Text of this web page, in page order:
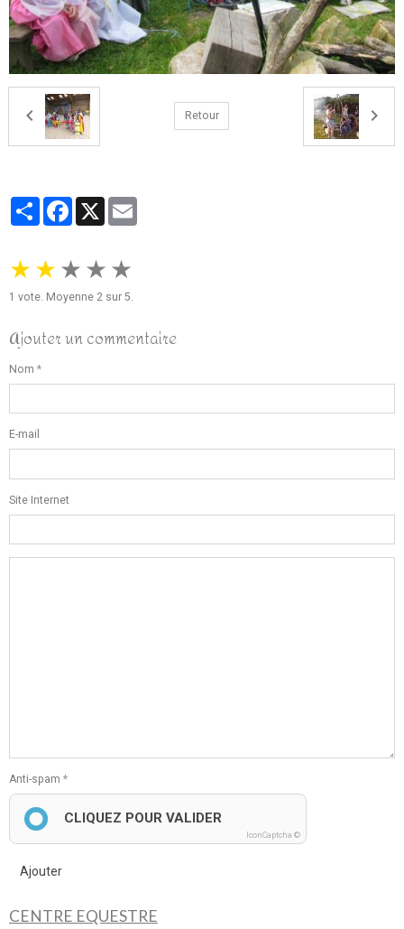
Retour
PartagerFacebook
X
★ ★ ★ ★ ★
1 vote. Moyenne 2 sur 5.
Ajouter un commentaire
Nom
E-mail
Site Internet
Anti-spam
CLIQUEZ POUR VALIDER
IconCaptcha ©
Ajouter
CENTRE EQUESTRE